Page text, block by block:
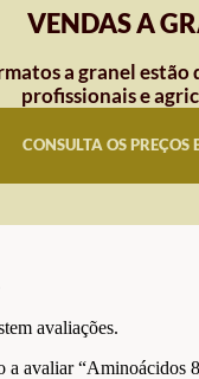
VENDAS A
a granel estão
profissionais e
CONSULTA OS PREÇOS
avaliações.
a avaliar “Aminoácidos